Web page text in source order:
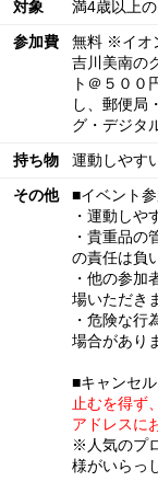
対象
満4歳以上
参加費
無料 ※イオ
吉川美南の
ト＠５０
し、郵便局
グ・デジタ
持ち物
運動しやす
その他
■イベント
・運動しや
・貴重品の
の責任は負
・他の参加
場いただき
・危険な行
場合があり
■キャンセ
止むを得ず
アドレスに
※人気のプ
様がいらっ